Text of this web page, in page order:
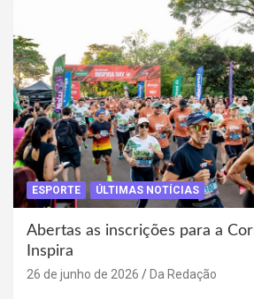
ESPORTE ÚLTIMAS NOTÍCIAS
Abertas as inscrições para a
Inspira
26 de junho de 2026 Da Redação